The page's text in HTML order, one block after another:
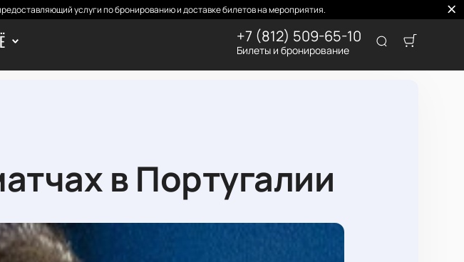
услуги по бронированию и доставке билетов на мероприятия.
+7 (812) 509-65-10
Билеты и бронирование
в Португалии